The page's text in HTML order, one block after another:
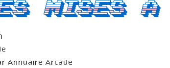
mises
Annuaire Arcade